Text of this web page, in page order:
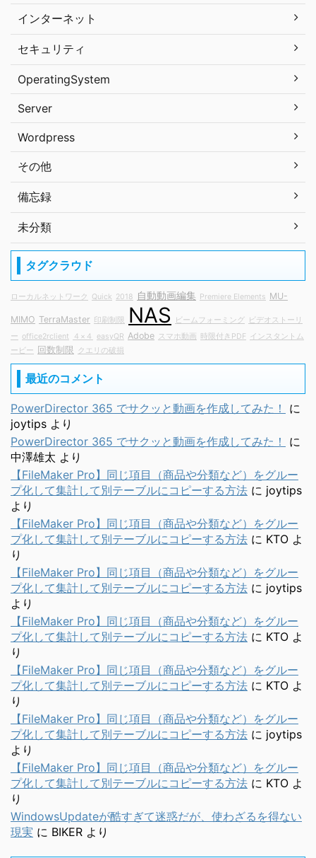
インターネット
セキュリティ
OperatingSystem
Server
Wordpress
その他
備忘録
未分類
タグクラウド
ローカルネットワーク Quick 2018 自動動画編集 Premiere Elements MU-
MIMO TerraMaster 印刷制限 NAS ビームフォーミング
ビデオストーリ
ー office2rclient ４×４ easyQR Adobe スマホ動画 時限付きPDF
インスタントム
ービー 回数制限 クエリの破損
最近のコメント
PowerDirector 365 でサクッと動画を作成してみた！
に
joytips より
PowerDirector 365 でサクッと動画を作成してみた！
に
中澤雄太 より
【FileMaker Pro】同じ項目（商品や分類など）をグルー
プ化して集計して別テーブルにコピーする方法 に joytips
より
【FileMaker Pro】同じ項目（商品や分類など）をグルー
プ化して集計して別テーブルにコピーする方法 に KTO よ
り
【FileMaker Pro】同じ項目（商品や分類など）をグルー
プ化して集計して別テーブルにコピーする方法 に joytips
より
【FileMaker Pro】同じ項目（商品や分類など）をグルー
プ化して集計して別テーブルにコピーする方法 に KTO よ
り
【FileMaker Pro】同じ項目（商品や分類など）をグルー
プ化して集計して別テーブルにコピーする方法 に KTO よ
り
【FileMaker Pro】同じ項目（商品や分類など）をグルー
プ化して集計して別テーブルにコピーする方法 に joytips
より
【FileMaker Pro】同じ項目（商品や分類など）をグルー
プ化して集計して別テーブルにコピーする方法 に KTO よ
り
WindowsUpdateが酷すぎて迷惑だが、使わざるを得ない
現実 に BIKER より